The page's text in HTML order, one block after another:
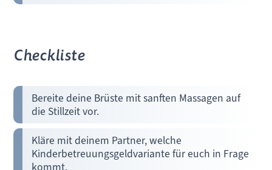
Checkliste
Bereite deine Brüste mit sanften Massagen auf
die Stillzeit vor.
Kläre mit deinem Partner, welche
Kinderbetreuungsgeldvariante für euch in Frage
kommt.